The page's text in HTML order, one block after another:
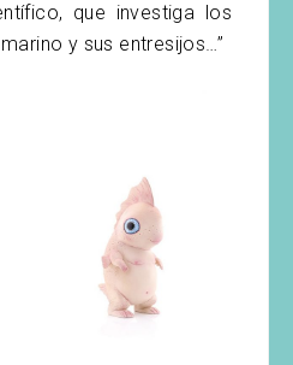
que investiga los
y sus entresijos…”